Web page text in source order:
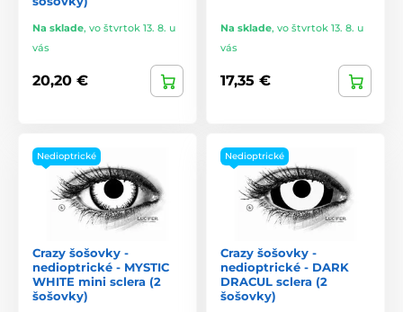
Na sklade, vo štvrtok 13. 8. u
vás
20,20 €
Na sklade, vo štvrtok 13. 8. u
vás
17,35 €
Nedioptrické
Crazy šošovky -
nedioptrické - MYSTIC
WHITE mini sclera (2
šošovky)
Nedioptrické
Crazy šošovky -
nedioptrické - DARK
DRACUL sclera (2
šošovky)